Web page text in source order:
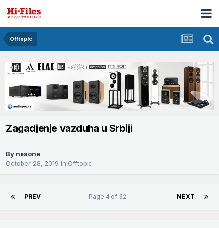
Offtopic
Zagadjenje vazduha u Srbiji
By nesone
October 28, 2019 in Offtopic
PREV NEXT
Page 4 of 32